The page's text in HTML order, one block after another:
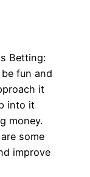
Betting:
fun and
it
into it
money.
some
improve